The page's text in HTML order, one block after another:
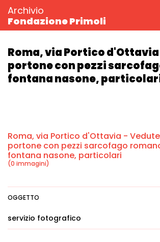
Archivio
Fondazione Primoli
Roma, via Portico
portone con pezzi
fontana nasone,
Roma, via Portico d'Ottavia -
portone con pezzi sarcofago
fontana nasone, particolari
(0 immagini)
OGGETTO
servizio fotografico